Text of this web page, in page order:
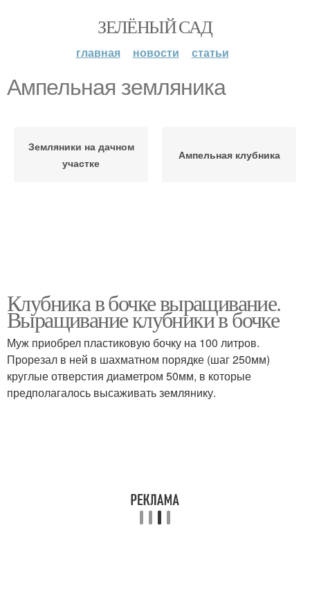
ЗЕЛЁНЫЙ САД
главная новости статьи
Ампельная земляника
Земляники на дачном
участке
Ампельная клубника
Клубника в бочке выращивание.
Выращивание клубники в бочке
Муж приобрел пластиковую бочку на 100 литров.
Прорезал в ней в шахматном порядке (шаг 250мм)
круглые отверстия диаметром 50мм, в которые
предполагалось высаживать землянику.